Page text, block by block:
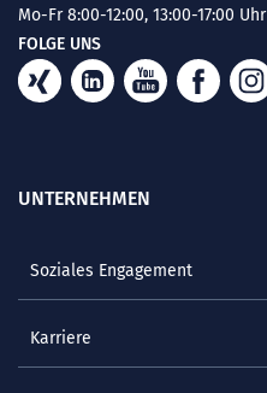
Mo-Fr 8:00-12:00, 13:00-17:00 Uhr
FOLGE UNS
UNTERNEHMEN
Soziales Engagement
Karriere